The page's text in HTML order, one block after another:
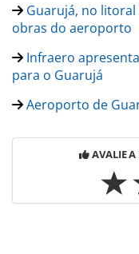
Guarujá, no litoral
obras do aeroporto
Infraero
para o Guarujá
Aeroporto de
AVALIE